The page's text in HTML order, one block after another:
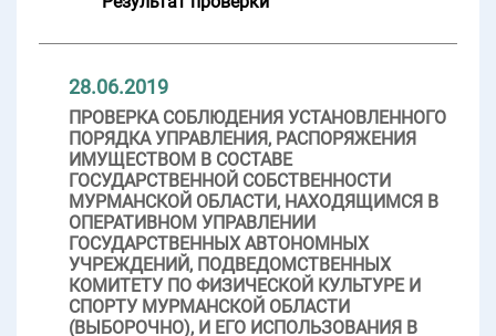
28.06.2019
ПРОВЕРКА СОБЛЮДЕНИЯ УСТАНОВЛЕННОГО
ПОРЯДКА УПРАВЛЕНИЯ, РАСПОРЯЖЕНИЯ
ИМУЩЕСТВОМ В СОСТАВЕ
ГОСУДАРСТВЕННОЙ СОБСТВЕННОСТИ
МУРМАНСКОЙ ОБЛАСТИ, НАХОДЯЩИМСЯ В
ОПЕРАТИВНОМ УПРАВЛЕНИИ
ГОСУДАРСТВЕННЫХ АВТОНОМНЫХ
УЧРЕЖДЕНИЙ, ПОДВЕДОМСТВЕННЫХ
КОМИТЕТУ ПО ФИЗИЧЕСКОЙ КУЛЬТУРЕ И
СПОРТУ МУРМАНСКОЙ ОБЛАСТИ
(ВЫБОРОЧНО), И ЕГО ИСПОЛЬЗОВАНИЯ В